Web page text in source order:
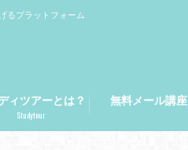
るプラットフォーム
ィツアーとは？
Studytour
無料メール講座